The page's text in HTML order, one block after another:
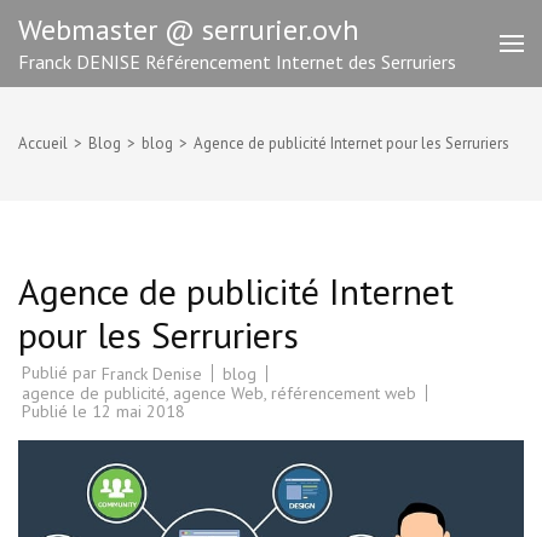
contenu
(Pressez
Webmaster @ serrurier.ovh
Franck DENISE Référencement Internet des Serruriers
Accueil > Blog > blog > Agence de publicité Internet pour les Serruriers
Agence de publicité Internet
pour les Serruriers
Publié par Franck Denise
blog
agence de publicité, agence Web, référencement web
Publié le 12 mai 2018